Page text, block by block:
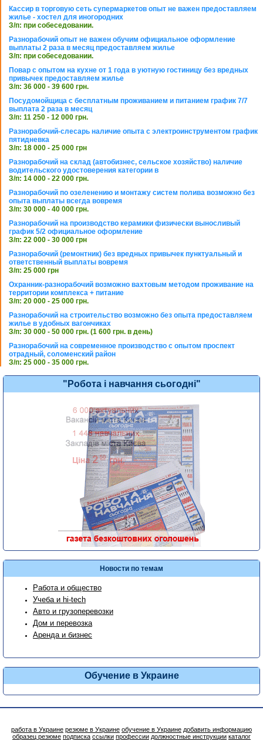
Кассир в торговую сеть супермаркетов опыт не важен предоставляем
жилье - хостел для иногородних
З/п: при собеседовании.
Разнорабочий опыт не важен обучим официальное оформление
выплаты 2 раза в месяц предоставляем жилье
З/п: при собеседовании.
Повар с опытом на кухне от 1 года в уютную гостиницу без вредных
привычек предоставляем жилье
З/п: 36 000 - 39 600 грн.
Посудомойщица с бесплатным проживанием и питанием график 7/7
выплата 2 раза в месяц
З/п: 11 250 - 12 000 грн.
Разнорабочий-слесарь наличие опыта с электроинструментом график
пятидневка
З/п: 18 000 - 25 000 грн
Разнорабочий на склад (автобизнес, сельское хозяйство) наличие
водительского удостоверения категории в
З/п: 14 000 - 22 000 грн.
Разнорабочий по озеленению и монтажу систем полива возможно без
опыта выплаты всегда вовремя
З/п: 30 000 - 40 000 грн.
Разнорабочий на производство керамики физически выносливый
график 5/2 официальное оформление
З/п: 22 000 - 30 000 грн
Разнорабочий (ремонтник) без вредных привычек пунктуальный и
ответственный выплаты вовремя
З/п: 25 000 грн
Охранник-разнорабочий возможно вахтовым методом проживание на
территории комплекса + питание
З/п: 20 000 - 25 000 грн.
Разнорабочий на строительство возможно без опыта предоставляем
жилье в удобных вагончиках
З/п: 30 000 - 50 000 грн. (1 600 грн. в день)
Разнорабочий на современное производство с опытом проспект
отрадный, соломенский район
З/п: 25 000 - 35 000 грн.
"Робота і навчання сьогодні"
Новости по темам
Работа и общество
Учеба и hi-tech
Авто и грузоперевозки
Дом и перевозка
Аренда и бизнес
Обучение в Украине
работа в Украине резюме в Украине обучение в Украине добавить информацию
образец резюме подписка ссылки профессии должностные инструкции каталог